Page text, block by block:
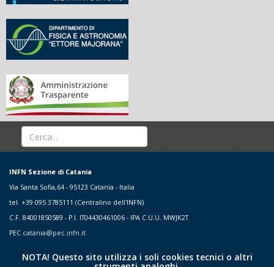
INFN Sezione di Catania
Via Santa Sofia,64 - 95123 Catania - Italia
tel. +39 095 3785111 (Centralino dell'INFN)
C.F. 84001850589 - P.I. IT04430461006 - IPA C.U.U. MWJK2T
PEC catania@pec.infn.it
NOTA! Questo sito utilizza i soli cookies tecnici o altri